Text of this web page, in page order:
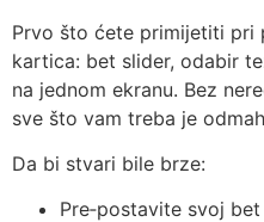
Prvo što ćete primijetiti pri
kartica: bet slider, odabir
na jednom ekranu. Bez
sve što vam treba je
Da bi stvari bile brze:
Pre‑postavite svoj